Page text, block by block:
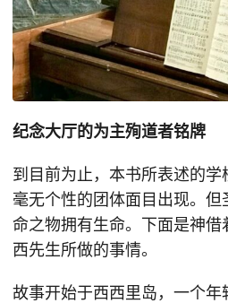
纪念大厅的为主殉道者铭牌
到目前为止，本书所表述的
毫无个性的团体面目出现。
命之物拥有生命。下面是神借
西先生所做的事情。
故事开始于西西里岛，一个年